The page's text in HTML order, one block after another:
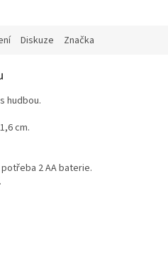
Diskuze Značka
hudbou.
cm.
2 AA baterie.